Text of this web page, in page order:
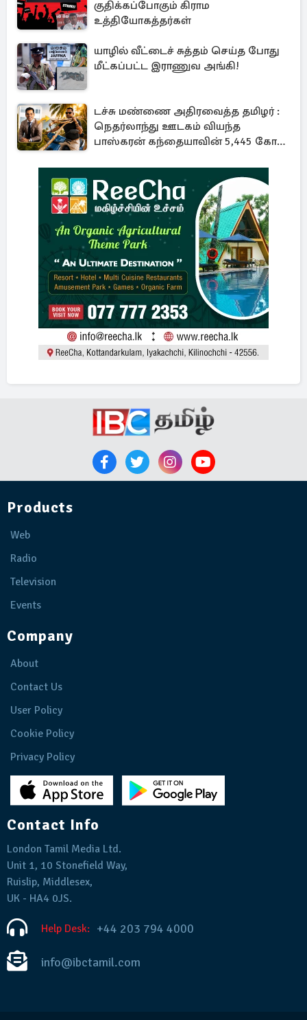
குதிக்கப்போகும் கிராம
உத்தியோகத்தர்கள்
யாழில் வீட்டைச் சுத்தம் செய்த போது
மீட்கப்பட்ட இராணுவ அங்கி!
டச்சு மண்ணை அதிரவைத்த தமிழர் :
நெதர்லாந்து ஊடகம் வியந்த
பாஸ்கரன் கந்தையாவின் 5,445 கோடி
Products
Web
Radio
Television
Events
Company
About
Contact Us
User Policy
Cookie Policy
Privacy Policy
Contact Info
London Tamil Media Ltd.
Unit 1, 10 Stonefield Way,
Ruislip, Middlesex,
UK - HA4 0JS.
Help Desk: +44 203 794 4000
info@ibctamil.com